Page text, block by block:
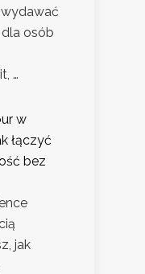
osób
…
w
łączyć
bez
jak